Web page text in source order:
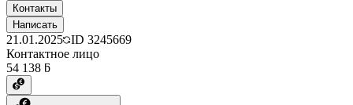
Контакты
Написать
21.01.2025 ID 3245669
Контактное лицо
54 138 ƃ